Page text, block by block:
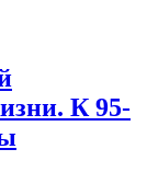
К 95-